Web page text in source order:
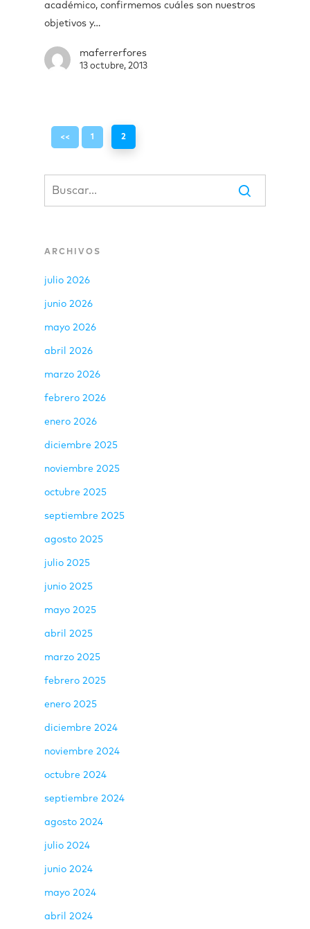
académico, confirmemos cuáles son nuestros
objetivos y…
maferrerfores
13 octubre, 2013
<< 1 2
ARCHIVOS
julio 2026
junio 2026
mayo 2026
abril 2026
marzo 2026
febrero 2026
enero 2026
diciembre 2025
noviembre 2025
octubre 2025
septiembre 2025
agosto 2025
julio 2025
junio 2025
mayo 2025
abril 2025
marzo 2025
febrero 2025
enero 2025
diciembre 2024
noviembre 2024
octubre 2024
septiembre 2024
agosto 2024
julio 2024
junio 2024
mayo 2024
abril 2024